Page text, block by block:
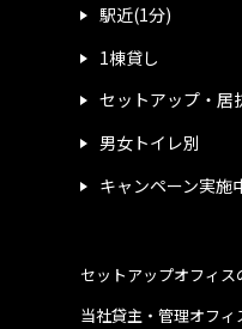
駅近(1分)
1棟貸し
セットアップ・居
男女トイレ別
キャンペーン実施
当社貸主・管理オフィ
セットアップオフィス